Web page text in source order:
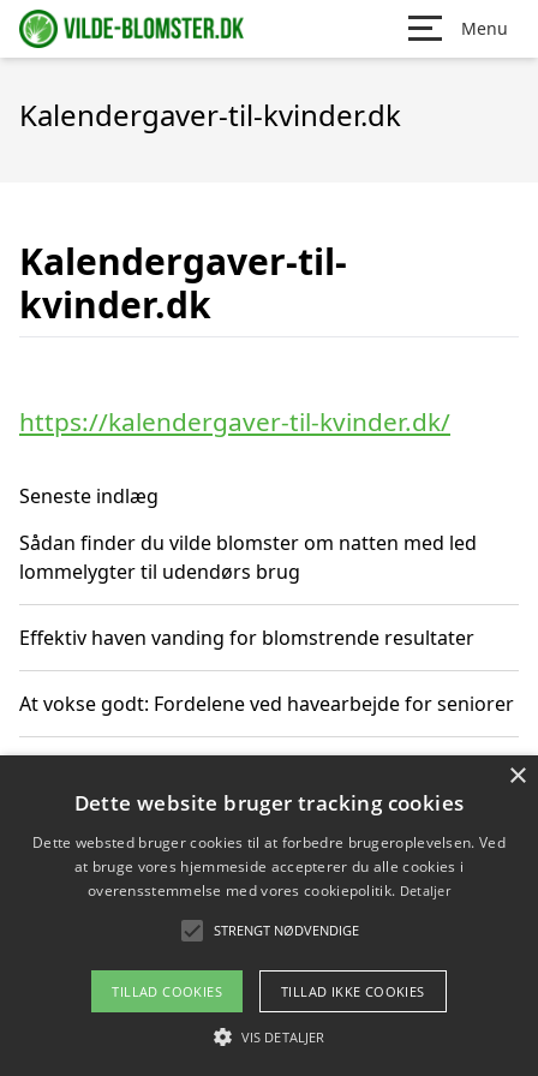
Menu
Kalendergaver-til-kvinder.dk
Kalendergaver-til-
kvinder.dk
https://kalendergaver-til-kvinder.dk/
Seneste indlæg
Sådan finder du vilde blomster om natten med led
lommelygter til udendørs brug
Effektiv haven vanding for blomstrende resultater
At vokse godt: Fordelene ved havearbejde for seniorer
landskabsprojekter
Gør haven til et frirum for familien og naturen
Copyright 2026 - Pilanto Aps
Om / kontakt
Blog Betingelser
×
Dette website bruger tracking cookies
Dette websted bruger cookies til at forbedre brugeroplevelsen. Ved
at bruge vores hjemmeside accepterer du alle cookies i
overensstemmelse med vores cookiepolitik. Detaljer
STRENGT NØDVENDIGE
TILLAD COOKIES TILLAD IKKE COOKIES
VIS DETALJER